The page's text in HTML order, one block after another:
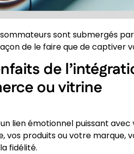
sont submergés
de le faire que de captiver
de
ou vitrine
lien émotionnel puissant
vos produits ou votre marque,
fidélité.